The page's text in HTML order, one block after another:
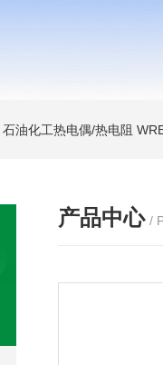
石油化工热电偶/热电阻
产品中心 /